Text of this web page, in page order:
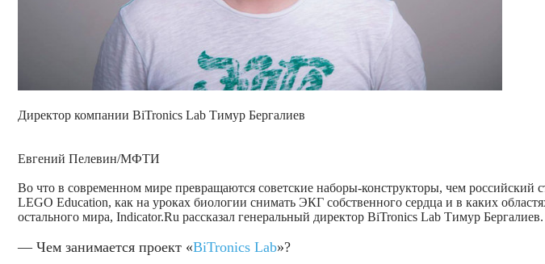
Директор компании BiTronics Lab Тимур Бергалиев
Евгений Пелевин/МФТИ
Во что в современном мире превращаются советские наборы-конструкторы, чем российский
LEGO Education, как на уроках биологии снимать ЭКГ собственного сердца и в каких
остального мира, Indicator.Ru рассказал генеральный директор BiTronics Lab Тимур Бергалиев.
— Чем занимается проект «BiTronics Lab»?